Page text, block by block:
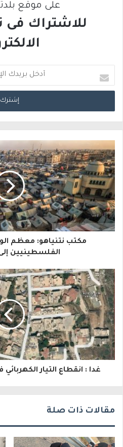
على موقع
للاشتراك فى
د
خ
ب
ر
ي
د
ك
ا
إ
ل
ك
ت
ر
و
مكتب نتنياهو: معظم
الفلسطينيين
غدا : انقطاع التيار
مقالات ذات صلة